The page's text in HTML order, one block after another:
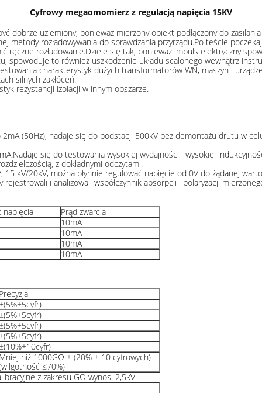
Cyfrowy megaomomierz z regulacją napięcia 15KV
dobrze uziemiony, ponieważ mierzony obiekt podłączony do
metody rozładowywania do sprawdzania przyrządu.Po teście
rozładowanie.Dzieje się tak, ponieważ impuls elektryczny
spowoduje to również uszkodzenie układu scalonego wewnątrz
charakterystyk dużych transformatorów WN, maszyn i
silnych zakłóceń.
rezystancji izolacji w innym obszarze.
(50Hz), nadaje się do podstacji 500kV bez demontażu drutu w
się do testowania wysokiej wydajności i wysokiej
z dokładnymi odczytami.
15 kV/20kV, można płynnie regulować napięcie od 0V do żądanej
i analizowali współczynnik absorpcji i polaryzacji
napięcia
Prąd zwarcia
10mA
10mA
10mA
10mA
niż 1000GΩ ± (20% + 10 cyfrowych)
≤70%)
z zakresu GΩ wynosi 2,5kV